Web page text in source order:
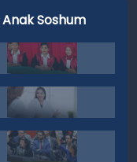
Soshum